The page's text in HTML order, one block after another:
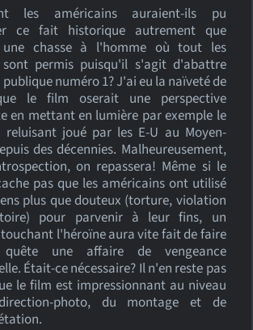
les américains auraient-ils pu
ce fait historique autrement que
une chasse à l'homme où tout les
sont permis puisqu'il s'agit d'abattre
numéro 1? J'ai eu la naïveté de
le film oserait une perspective
en mettant en lumière par exemple le
reluisant joué par les E-U au Moyen-
des décennies. Malheureusement,
on repassera! Même si le
pas que les américains ont utilisé
plus que douteux (torture, violation
pour parvenir à leur fins, un
l'héroïne aura vite fait de faire
une affaire de vengeance
Était-ce nécessaire? Il n'en reste pas
le film est impressionnant au niveau
photo, du montage et de